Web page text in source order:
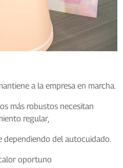
a la empresa en marcha.
más robustos necesitan
regular,
dependiendo del autocuidado.
oportuno